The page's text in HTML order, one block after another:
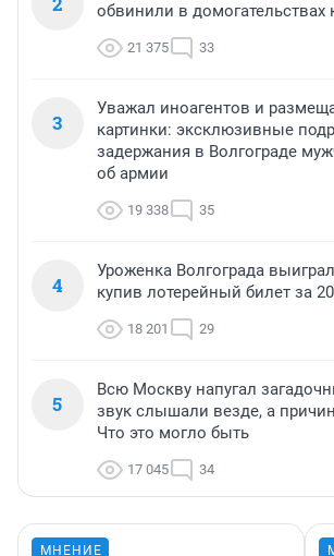
обвинили в домогательствах
21 375 33
3
Уважал иноагентов и
картинки: эксклюзивные
задержания в Волгограде
об армии
19 338 35
4
Уроженка Волгограда
купив лотерейный билет за
18 201 29
5
Всю Москву напугал
звук слышали везде, а
Что это могло быть
17 045 34
МНЕНИЕ